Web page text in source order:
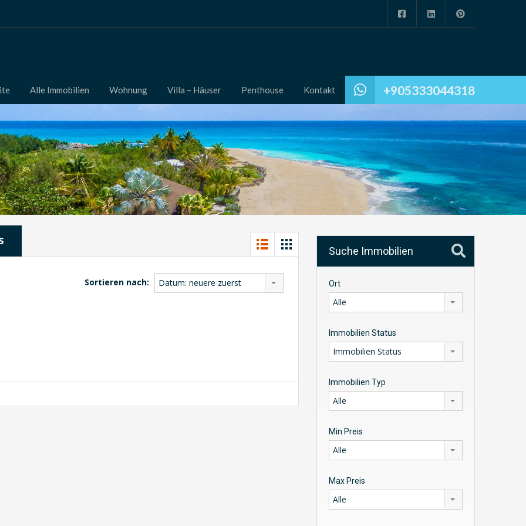
+905333044318
Alle Immobilien Wohnung Villa – Häuser Penthouse Kontakt
Sortieren nach: Datum: neuere zuerst
Suche Immobilien
Ort
Alle
Immobilien Status
Immobilien Status
Immobilien Typ
Alle
Min Preis
Alle
Max Preis
Alle